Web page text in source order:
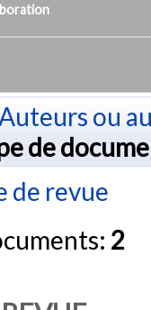
Auteurs ou
de
de revue
2